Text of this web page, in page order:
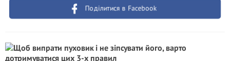
Поділитися в Facebook